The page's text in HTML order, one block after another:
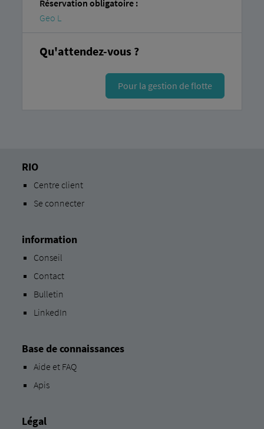
Réservation obligatoire :
Geo L
Qu'attendez-vous ?
Pour la gestion de flotte
RIO
Centre client
Se connecter
information
Conseil
Contact
Bulletin
LinkedIn
Base de connaissances
Aide et FAQ
Apis
Légal